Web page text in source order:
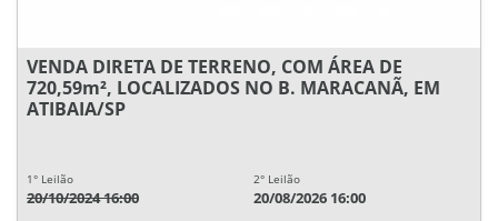
VENDA DIRETA DE TERRENO, COM ÁREA DE
720,59m², LOCALIZADOS NO B. MARACANÃ, EM
ATIBAIA/SP
1° Leilão
20/10/2024 16:00
2° Leilão
20/08/2026 16:00